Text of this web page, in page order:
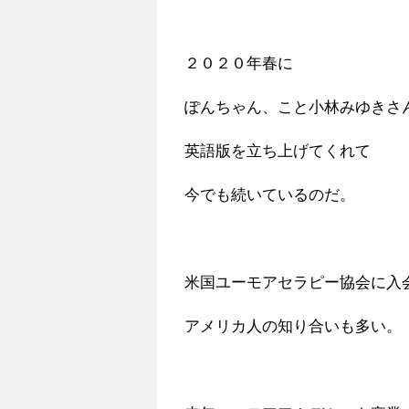
２０２０年春に
ぽんちゃん、こと小林みゆきさ
英語版を立ち上げてくれて
今でも続いているのだ。
米国ユーモアセラピー協会に入
アメリカ人の知り合いも多い。